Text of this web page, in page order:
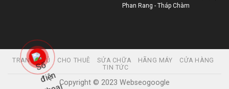
Phan Rang - Tháp Chàm
TRANG CHỦ CHO THUÊ SỬA CHỮA HÃNG MÁY
CỬA HÀNG
TIN TỨC
Copyright © 2023 Webseogoogle